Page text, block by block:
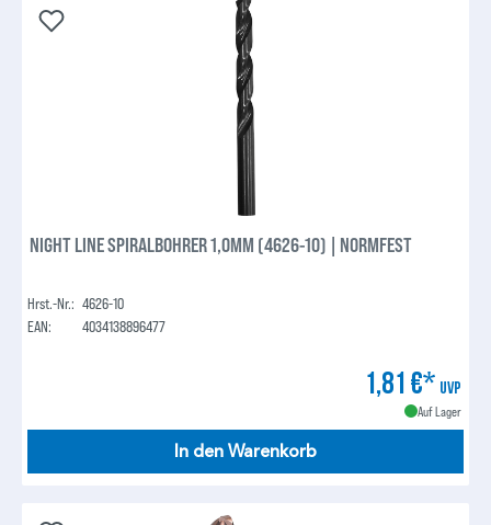
NIGHT LINE SPIRALBOHRER 1,0MM (4626-10) | NORMFEST
Hrst.-Nr.: 4626-10
EAN:
4034138896477
1,81 €* UVP
Auf Lager
In den Warenkorb